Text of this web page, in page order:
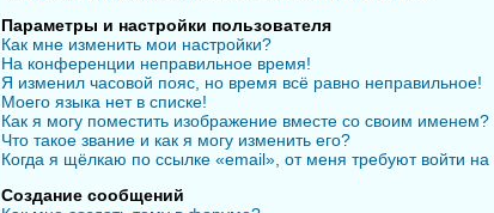
Параметры и настройки пользователя
Как мне изменить мои настройки?
На конференции неправильное время!
Я изменил часовой пояс, но время всё равно неправильное!
Моего языка нет в списке!
Как я могу поместить изображение вместе со своим именем?
Что такое звание и как я могу изменить его?
Когда я щёлкаю по ссылке «email», от меня требуют войти
Создание сообщений